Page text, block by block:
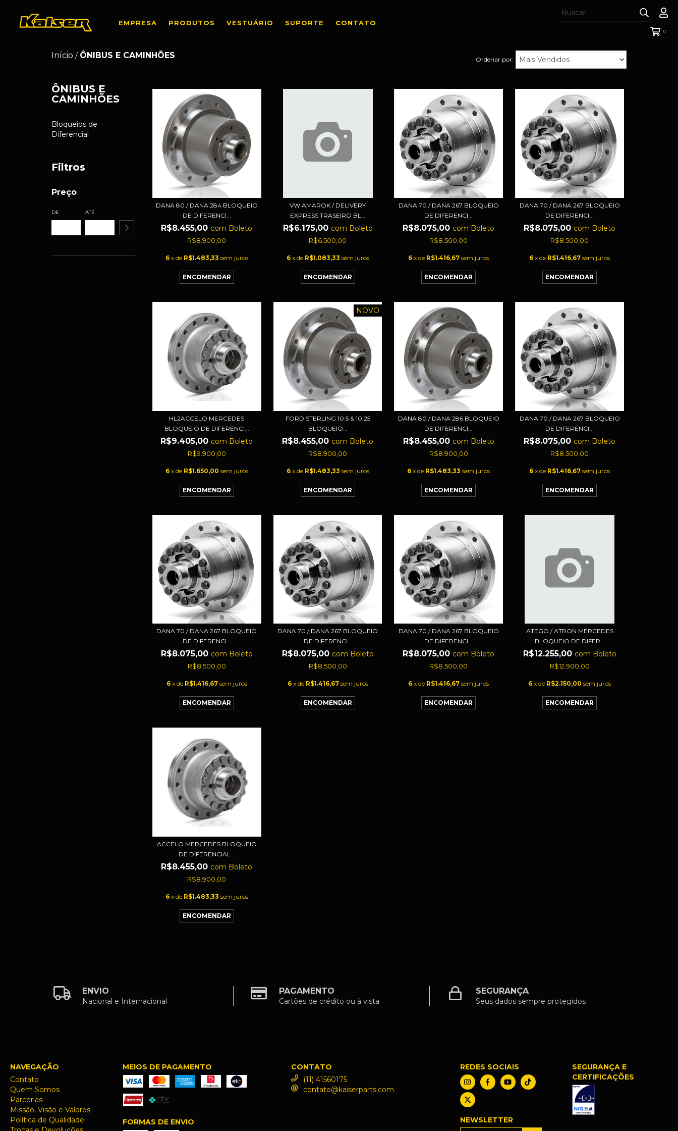
EMPRESA PRODUTOS VESTUÁRIO SUPORTE CONTATO
0
Início / ÔNIBUS E CAMINHÕES Ordenar por:
ÔNIBUS E
CAMINHÕES
Bloqueios de
Diferencial
Filtros
Preço
DE ATÉ
DANA 80 / DANA 284 BLOQUEIO
DE DIFERENCI...
R$8.455,00 com Boleto
R$8.900,00
6 x de R$1.483,33 sem juros
VW AMAROK / DELIVERY
EXPRESS TRASEIRO BL...
R$6.175,00 com Boleto
R$6.500,00
6 x de R$1.083,33 sem juros
DANA 70 / DANA 267 BLOQUEIO
DE DIFERENCI...
R$8.075,00 com Boleto
R$8.500,00
6 x de R$1.416,67 sem juros
DANA 70 / DANA 267 BLOQUEIO
DE DIFERENCI...
R$8.075,00 com Boleto
R$8.500,00
6 x de R$1.416,67 sem juros
HL2ACCELO MERCEDES
BLOQUEIO DE DIFERENCI...
R$9.405,00 com Boleto
R$9.900,00
6 x de R$1.650,00 sem juros
NOVO
FORD STERLING 10.5 & 10.25
BLOQUEIO...
R$8.455,00 com Boleto
R$8.900,00
6 x de R$1.483,33 sem juros
DANA 80 / DANA 286 BLOQUEIO
DE DIFERENCI...
R$8.455,00 com Boleto
R$8.900,00
6 x de R$1.483,33 sem juros
DANA 70 / DANA 267 BLOQUEIO
DE DIFERENCI...
R$8.075,00 com Boleto
R$8.500,00
6 x de R$1.416,67 sem juros
DANA 70 / DANA 267 BLOQUEIO
DE DIFERENCI...
R$8.075,00 com Boleto
R$8.500,00
6 x de R$1.416,67 sem juros
DANA 70 / DANA 267 BLOQUEIO
DE DIFERENCI...
R$8.075,00 com Boleto
R$8.500,00
6 x de R$1.416,67 sem juros
DANA 70 / DANA 267 BLOQUEIO
DE DIFERENCI...
R$8.075,00 com Boleto
R$8.500,00
6 x de R$1.416,67 sem juros
ATEGO / ATRON MERCEDES
BLOQUEIO DE DIFER...
R$12.255,00 com Boleto
R$12.900,00
6 x de R$2.150,00 sem juros
ACCELO MERCEDES BLOQUEIO
DE DIFERENCIAL...
R$8.455,00 com Boleto
R$8.900,00
6 x de R$1.483,33 sem juros
ENVIO
Nacional e Internacional
PAGAMENTO
Cartões de crédito ou à vista
SEGURANÇA
Seus dados sempre protegidos
NAVEGAÇÃO
Contato
Quem Somos
Parcerias
Missão, Visão e Valores
Política de Qualidade
MEIOS DE PAGAMENTO
FORMAS DE ENVIO
CONTATO
(11) 41560175
contato@kaiserparts.com
REDES SOCIAIS
NEWSLETTER
SEGURANÇA E
CERTIFICAÇÕES